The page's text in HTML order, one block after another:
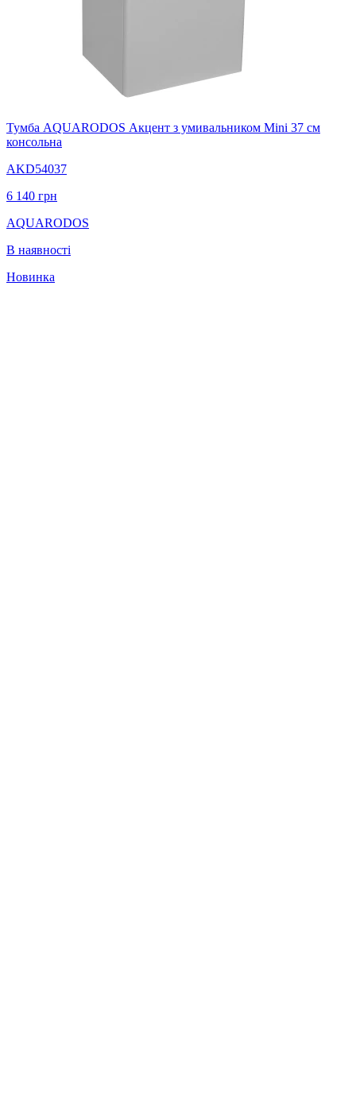
Тумба AQUARODOS Акцент з умивальником Mini 37 см
консольна
AKD54037
6 140 грн
AQUARODOS
В наявності
Новинка